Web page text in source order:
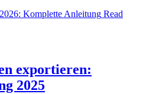
Komplette Anleitung Read
exportieren:
2025